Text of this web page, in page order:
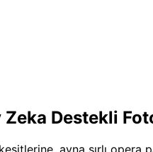
Destekli
ayna sırlı